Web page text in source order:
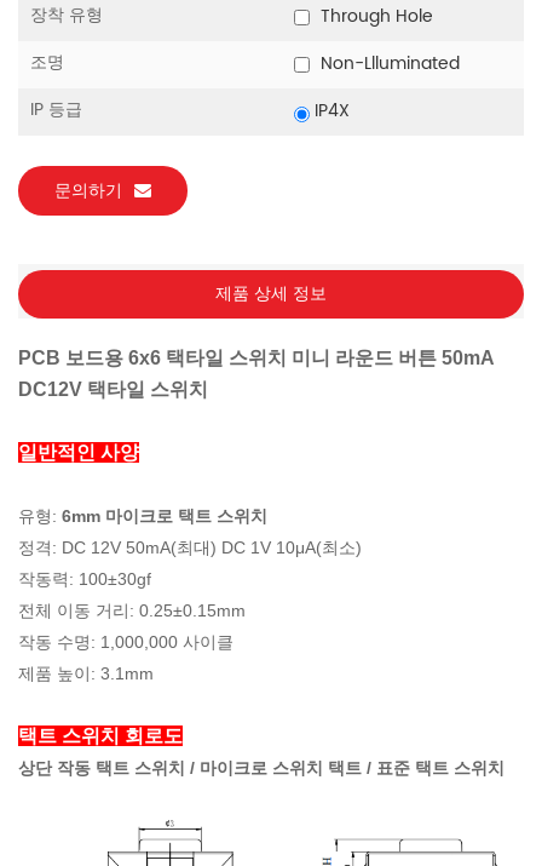
장착 유형
Through Hole
조명
Non-Llluminated
IP 등급
IP4X
문의하기
제품 상세 정보
PCB 보드용 6x6 택타일 스위치 미니 라운드 버튼 50mA
DC12V 택타일 스위치
일반적인 사양
유형: 6mm 마이크로 택트 스위치
정격: DC 12V 50mA(최대) DC 1V 10μA(최소)
작동력: 100±30gf
전체 이동 거리: 0.25±0.15mm
작동 수명: 1,000,000 사이클
제품 높이: 3.1mm
택트 스위치 회로도
상단 작동 택트 스위치 / 마이크로 스위치 택트 / 표준 택트 스위치